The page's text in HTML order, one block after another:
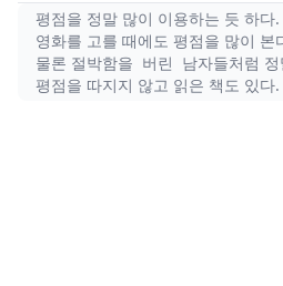
평점을 정말 많이 이용하는 듯 하다
영화를 고를 때에도 평점을 많이 본
물론 절박함을 버린 남자들처럼
평점을 따지지 않고 읽은 책도 있다.